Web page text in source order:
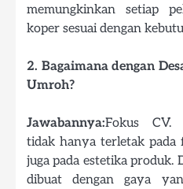
memungkinkan setiap
koper sesuai dengan
2. Bagaimana dengan
Umroh?
Jawabannya:Fokus CV.
tidak hanya terletak pada
juga pada estetika produk.
dibuat dengan gaya